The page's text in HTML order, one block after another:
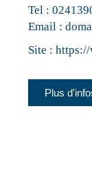
Tel :
Email :
Site :
Plus